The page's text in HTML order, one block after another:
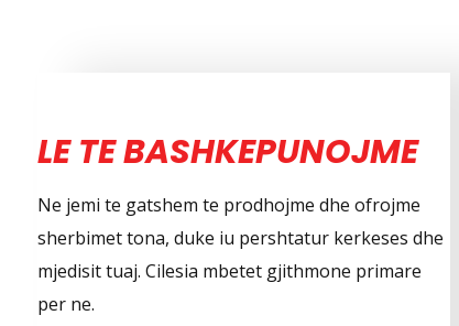
LE TE BASHKEPUNOJME
Ne jemi te gatshem te prodhojme dhe ofrojme
sherbimet tona, duke iu pershtatur kerkeses dhe
mjedisit tuaj. Cilesia mbetet gjithmone primare
per ne.